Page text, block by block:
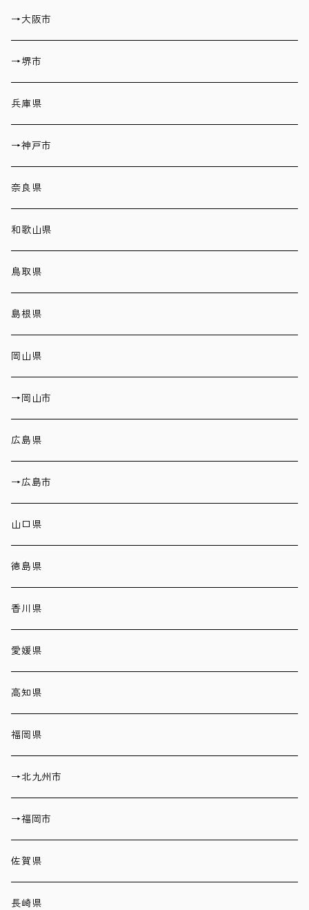
→大阪市
→堺市
兵庫県
→神戸市
奈良県
和歌山県
鳥取県
島根県
岡山県
→岡山市
広島県
→広島市
山口県
徳島県
香川県
愛媛県
高知県
福岡県
→北九州市
→福岡市
佐賀県
長崎県